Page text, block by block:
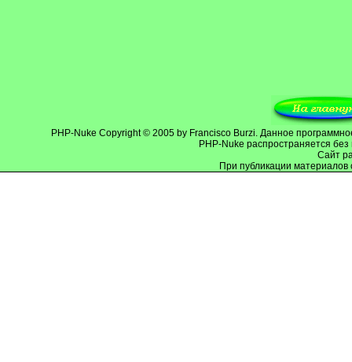
PHP-Nuke Copyright © 2005 by Francisco Burzi. Данное
PHP-Nuke распространяется
Cайт
При публикации